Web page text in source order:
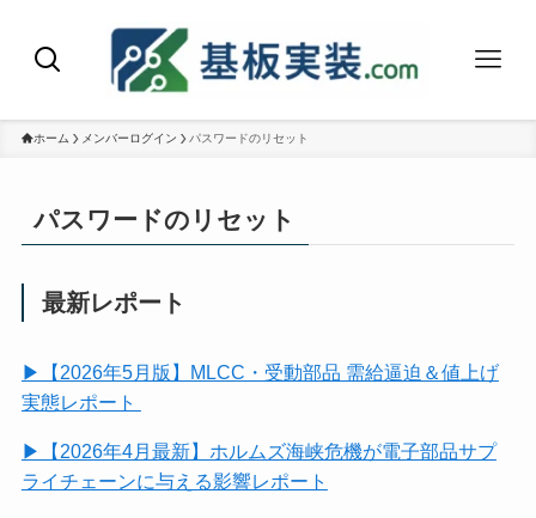
ホーム メンバーログイン パスワードのリセット
パスワードのリセット
最新レポート
▶【2026年5月版】MLCC・受動部品 需給逼迫＆値上げ
実態レポート
▶【2026年4月最新】ホルムズ海峡危機が電子部品サプ
ライチェーンに与える影響レポート